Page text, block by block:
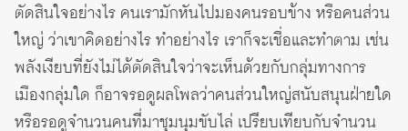
ตัดสินใจอย่างไร คนเรามักหันไปมองคนรอบข้าง หรือคนส่วน
ใหญ่ ว่าเขาคิดอย่างไร ทำอย่างไร เราก็จะเชื่อและทำตาม เช่น
พลังเงียบที่ยังไม่ได้ตัดสินใจว่าจะเห็นด้วยกับกลุ่มทางการ
เมืองกลุ่มใด ก็อาจรอดูผลโพลว่าคนส่วนใหญ่สนับสนุนฝ่ายใด
หรือรอดูจำนวนคนที่มาชุมนุมขับไล่ เปรียบเทียบกับจำนวน